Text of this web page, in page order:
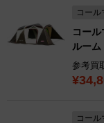
コール
コー
ルー
参考買
コール